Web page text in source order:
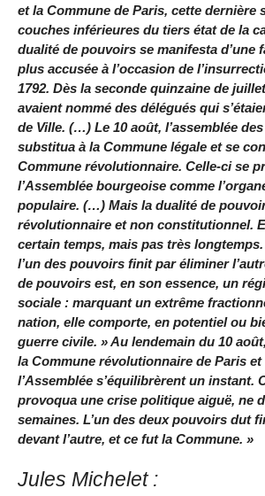
et la Commune de Paris, cette dernière
couches inférieures du tiers état de la
dualité de pouvoirs se manifesta d’une
plus accusée à l’occasion de
1792. Dès la seconde quinzaine de
avaient nommé des délégués qui
de Ville. (…) Le 10 août, l’assemblée
substitua à la Commune légale et se
Commune révolutionnaire. Celle-ci se
l’Assemblée bourgeoise comme
populaire. (…) Mais la dualité de
révolutionnaire et non constitutionnel.
certain temps, mais pas très
l’un des pouvoirs finit par éliminer
de pouvoirs est, en son essence, un
sociale : marquant un extrême
nation, elle comporte, en potentiel ou
guerre civile. » Au lendemain du 10
la Commune révolutionnaire de Paris et
l’Assemblée s’équilibrèrent un instant.
provoqua une crise politique aiguë, ne
semaines. L’un des deux pouvoirs dut
devant l’autre, et ce fut la Commune. »
Jules Michelet :